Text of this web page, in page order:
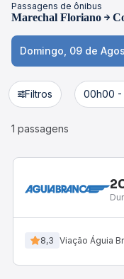
Passagens de ônibus
Marechal Floriano
Domingo, 09 de
Filtros 00h00 -
1 passagens
8,3 Viação Águia